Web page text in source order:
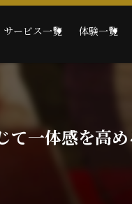
サービス一覧 体験一覧
て一体感を高